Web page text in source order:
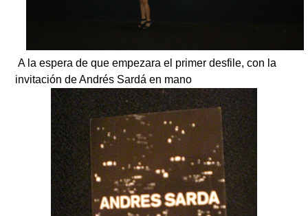
A la espera de que empezara el primer desfile, con la
invitación de Andrés Sardá en mano